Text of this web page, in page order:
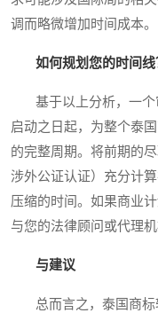
调而略微增加时间成本。
如何规划您的时间线
基于以上分析，一个
启动之日起，为整个泰
的完整周期。将前期的
涉外公证认证）充分计
压缩的时间。如果商业
与您的法律顾问或代理
与建议
总而言之，泰国商标